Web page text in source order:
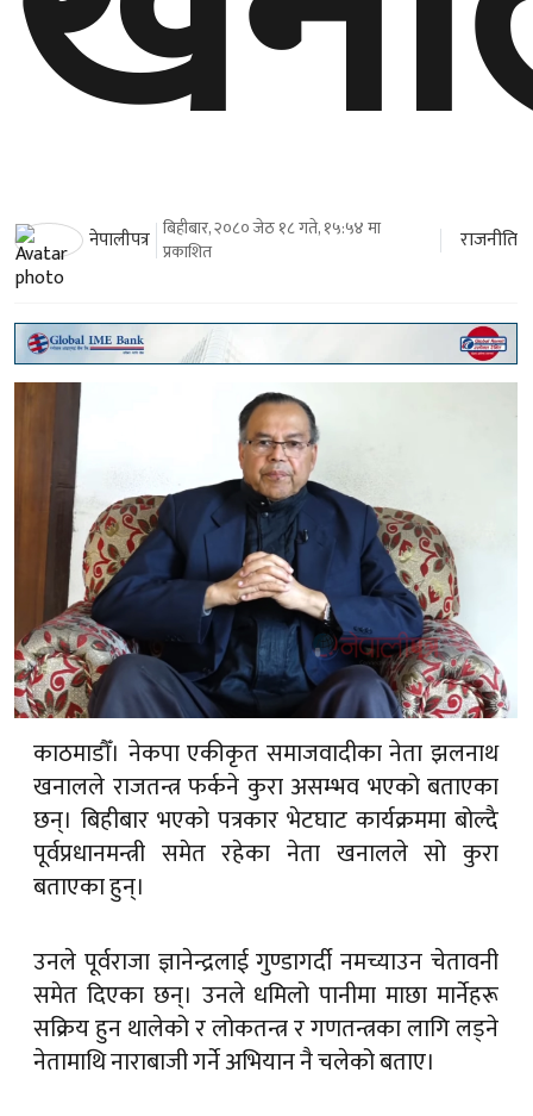
नेपालीपत्र बिहीबार, २०८० जेठ १८ गते, १५:५४ मा
प्रकाशित
राजनीति
काठमाडौँ। नेकपा एकीकृत समाजवादीका नेता झलनाथ
खनालले राजतन्त्र फर्कने कुरा असम्भव भएको बताएका
छन्। बिहीबार भएको पत्रकार भेटघाट कार्यक्रममा बोल्दै
पूर्वप्रधानमन्त्री समेत रहेका नेता खनालले सो कुरा
बताएका हुन्।
उनले पूर्वराजा ज्ञानेन्द्रलाई गुण्डागर्दी नमच्याउन चेतावनी
समेत दिएका छन्। उनले धमिलो पानीमा माछा मार्नेहरू
सक्रिय हुन थालेको र लोकतन्त्र र गणतन्त्रका लागि लड्ने
नेतामाथि नाराबाजी गर्ने अभियान नै चलेको बताए।